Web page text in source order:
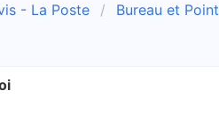
- La Poste Bureau et